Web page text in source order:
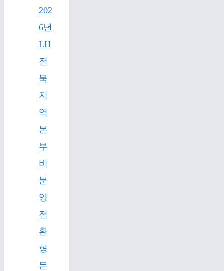
202
6년
LH
전
북
지
역
본
부
비
분
양
전
환
형
든